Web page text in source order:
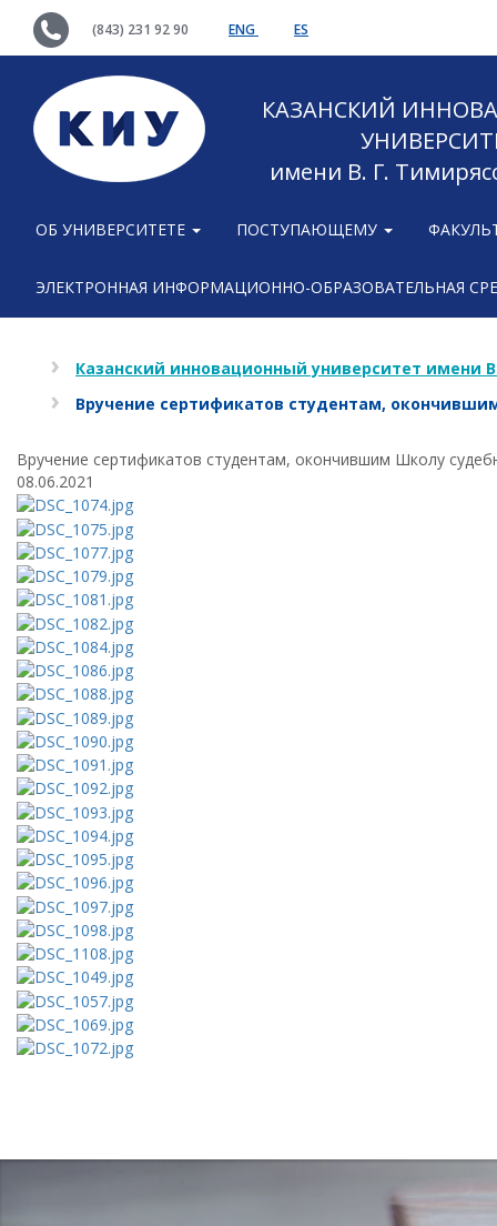
(843) 231 92 90 ENG ES
КАЗАНСКИЙ
имени В. Г.
ОБ УНИВЕРСИТЕТЕ ПОСТУПАЮЩЕМУ
ЭЛЕКТРОННАЯ ИНФОРМАЦИОННО-ОБРАЗОВАТЕЛЬНАЯ
Казанский инновационный университет имени
Вручение сертификатов студентам,
Вручение сертификатов студентам, окончившим Школу
08.06.2021